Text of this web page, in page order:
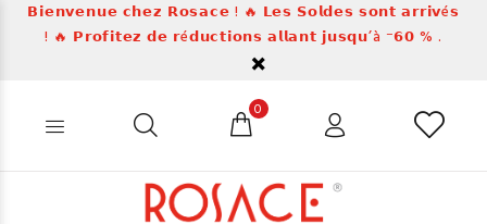
𝗕𝗶𝗲𝗻𝘃𝗲𝗻𝘂𝗲 𝗰𝗵𝗲𝘇 𝗥𝗼𝘀𝗮𝗰𝗲 ! 🔥 𝗟𝗲𝘀 𝗦𝗼𝗹𝗱𝗲𝘀 𝘀𝗼𝗻𝘁 𝗮𝗿𝗿𝗶𝘃é𝘀
! 🔥 𝗣𝗿𝗼𝗳𝗶𝘁𝗲𝘇 𝗱𝗲 𝗿é𝗱𝘂𝗰𝘁𝗶𝗼𝗻𝘀 𝗮𝗹𝗹𝗮𝗻𝘁 𝗷𝘂𝘀𝗾𝘂’à ⁻𝟲𝟬 % .
0